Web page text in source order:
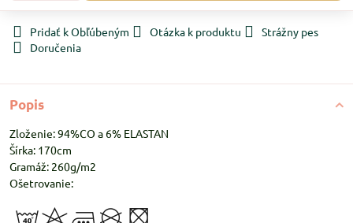
Pridať k Obľúbeným Otázka k produktu
Strážny pes
Doručenia
Popis
Zloženie: 94%CO a 6% ELASTAN
Šírka: 170cm
Gramáž: 260g/m2
Ošetrovanie: